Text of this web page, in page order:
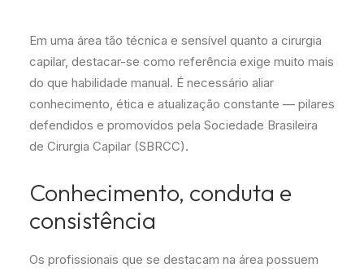
Em uma área tão técnica e sensível quanto a cirurgia
capilar, destacar-se como referência exige muito mais
do que habilidade manual. É necessário aliar
conhecimento, ética e atualização constante — pilares
defendidos e promovidos pela Sociedade Brasileira
de Cirurgia Capilar (SBRCC).
Conhecimento, conduta e
consistência
Os profissionais que se destacam na área possuem